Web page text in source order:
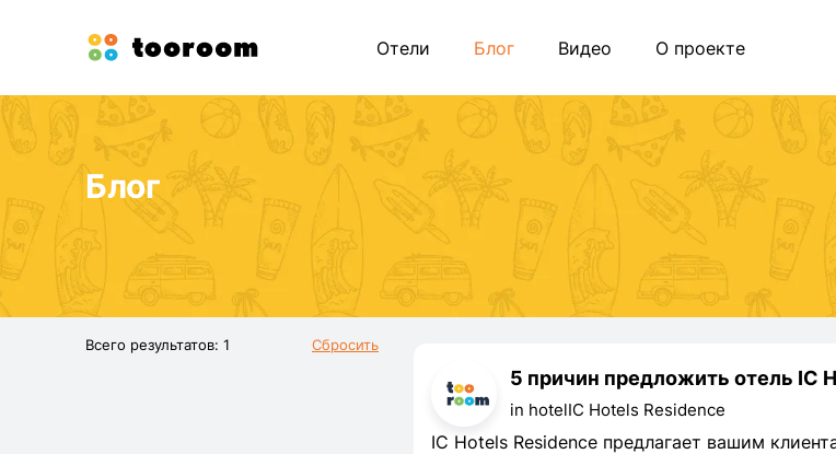
Отели Блог Видео О проекте
Блог
Всего результатов: 1 Сбросить
5 причин предложить отель IC
in hotelIC Hotels Residence
IC Hotels Residence предлагает вашим